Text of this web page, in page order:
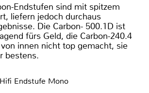
Endstufen sind mit spitzem
liefern jedoch durchaus
Die Carbon- 500.1D ist
fürs Geld, die Carbon-240.4
innen nicht top gemacht, sie
bestens.
Endstufe Mono